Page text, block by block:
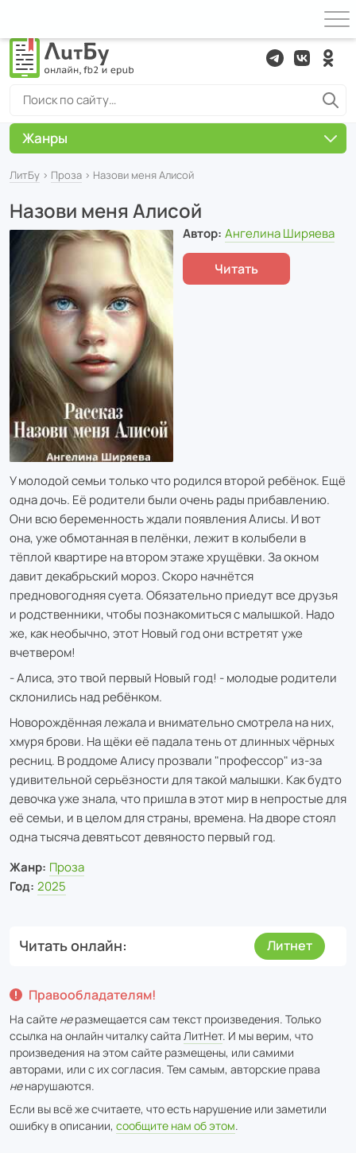
ЛитБу › Проза › Назови меня Алисой
Назови меня Алисой
Автор: Ангелина Ширяева
Читать
У молодой семьи только что родился второй ребёнок. Ещё
одна дочь. Её родители были очень рады прибавлению.
Они всю беременность ждали появления Алисы. И вот
она, уже обмотанная в пелёнки, лежит в колыбели в
тёплой квартире на втором этаже хрущёвки. За окном
давит декабрьский мороз. Скоро начнётся
предновогодняя суета. Обязательно приедут все друзья
и родственники, чтобы познакомиться с малышкой. Надо
же, как необычно, этот Новый год они встретят уже
вчетвером!
- Алиса, это твой первый Новый год! - молодые родители
склонились над ребёнком.
Новорождённая лежала и внимательно смотрела на них,
хмуря брови. На щёки её падала тень от длинных чёрных
ресниц. В роддоме Алису прозвали "профессор" из-за
удивительной серьёзности для такой малышки. Как будто
девочка уже знала, что пришла в этот мир в непростые для
её семьи, и в целом для страны, времена. На дворе стоял
одна тысяча девятьсот девяносто первый год.
Жанр: Проза
Год: 2025
Читать онлайн Литнет
Правообладателям!
На сайте неразмещается сам текст произведения. Только
ссылка на онлайн читалку сайта ЛитНет. И мы верим, что
произведения на этом сайте размещены, или самими
авторами, или с их согласия. Тем самым, авторские права
ненарушаются.
Если вы всё же считаете, что есть нарушение или заметили
ошибку в описании, сообщите нам об этом.
Жанры